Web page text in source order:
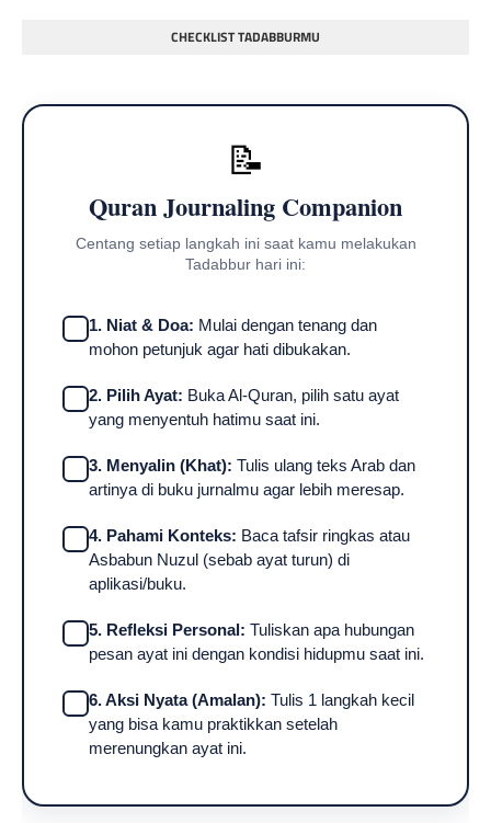
CHECKLIST TADABBURMU
📝
Quran Journaling Companion
Centang setiap langkah ini saat kamu melakukan
Tadabbur hari ini:
1. Niat & Doa: Mulai dengan tenang dan
mohon petunjuk agar hati dibukakan.
2. Pilih Ayat: Buka Al-Quran, pilih satu ayat
yang menyentuh hatimu saat ini.
3. Menyalin (Khat): Tulis ulang teks Arab dan
artinya di buku jurnalmu agar lebih meresap.
4. Pahami Konteks: Baca tafsir ringkas atau
Asbabun Nuzul (sebab ayat turun) di
aplikasi/buku.
5. Refleksi Personal: Tuliskan apa hubungan
pesan ayat ini dengan kondisi hidupmu saat ini.
6. Aksi Nyata (Amalan): Tulis 1 langkah kecil
yang bisa kamu praktikkan setelah
merenungkan ayat ini.